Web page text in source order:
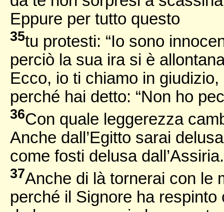
Eppure per tutto questo
35tu protesti: “Io sono
perciò la sua ira si è
Ecco, io ti chiamo in giudizio,
perché hai detto: “Non ho
36Con quale leggerezza
Anche dall’Egitto sarai
come fosti delusa dall’Assiria.
37Anche di là tornerai con le
perché il Signore ha